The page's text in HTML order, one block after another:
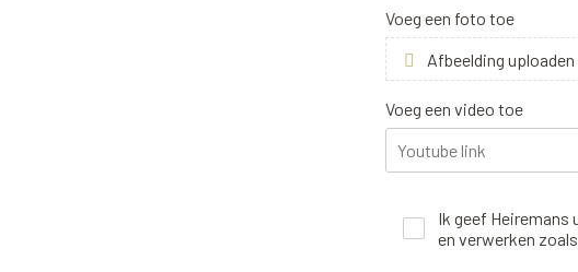
Voeg een foto toe
Afbeelding uploaden
Voeg een video toe
Ik geef
en verwerken